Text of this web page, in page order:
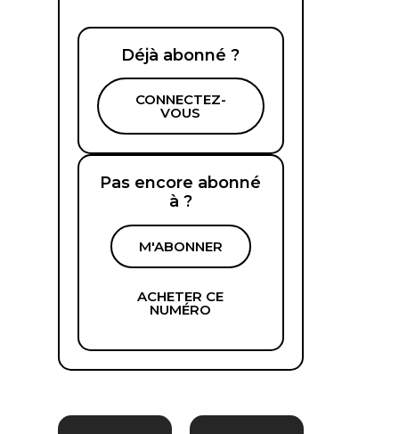
Déjà abonné ?
CONNECTEZ-
VOUS
Pas encore abonné
à ?
M'ABONNER
ACHETER CE
NUMÉRO